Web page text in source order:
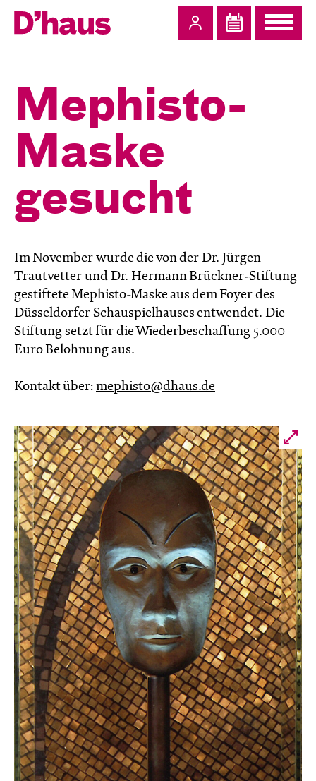
Mephisto-
Maske
gesucht
Im November wurde die von der Dr. Jürgen
Trautvetter und Dr. Hermann Brückner-Stiftung
gestiftete Mephisto-Maske aus dem Foyer des
Düsseldorfer Schauspielhauses entwendet. Die
Stiftung setzt für die Wiederbeschaffung 5.000
Euro Belohnung aus.
Kontakt über: mephisto@dhaus.de